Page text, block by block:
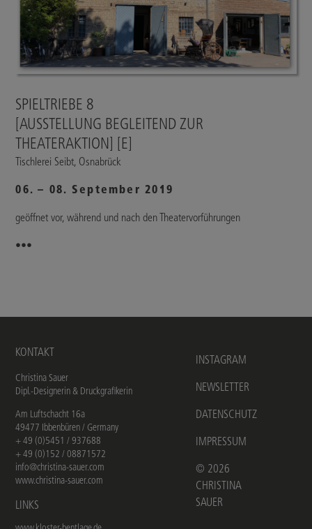
SPIELTRIEBE 8
[AUSSTELLUNG BEGLEITEND ZUR
THEATERAKTION] [E]
Tischlerei Seibt, Osnabrück
06. – 08. September 2019
geöffnet vor, während und nach den Theatervorführungen
•••
KONTAKT
Christina Sauer
Dipl.-Designerin & Druckgrafikerin
Am Luftschacht 16a
49477 Ibbenbüren / Germany
+ 49 (0)5451 / 937688
+ 49 (0)152 / 08871572
info@christina-sauer.com
www.christina-sauer.com
LINKS
INSTAGRAM
NEWSLETTER
DATENSCHUTZ
IMPRESSUM
© 2026
CHRISTINA
SAUER